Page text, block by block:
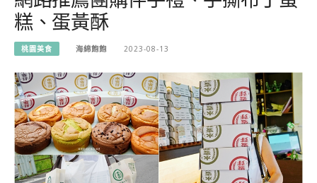
糕、蛋黃酥
桃園美食 海綿飽飽 2023-08-13